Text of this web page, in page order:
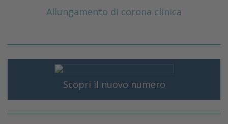
Allungamento di corona clinica
Scopri il nuovo numero